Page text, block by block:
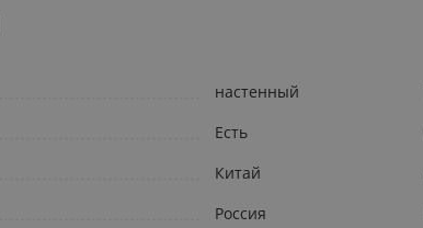
настенный
Есть
Китай
Россия